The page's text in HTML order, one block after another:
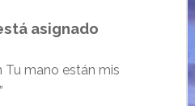
asignado
Tu mano están mis